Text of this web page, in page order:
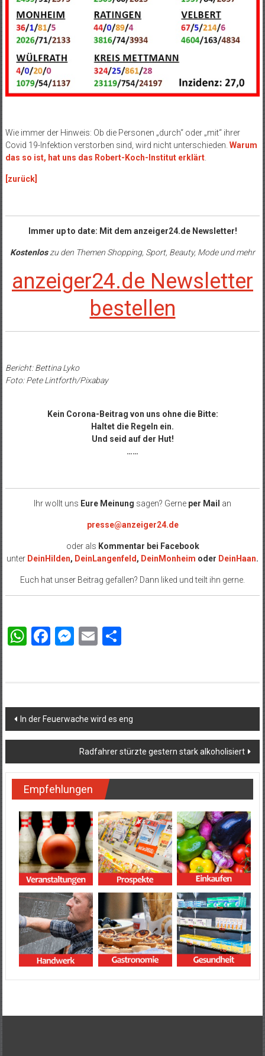
Wie immer der Hinweis: Ob die Personen „durch“ oder „mit“ ihrer
Covid 19-Infektion verstorben sind, wird nicht unterschieden. Warum
das so ist, hat uns das Robert-Koch-Institut erklärt.
[zurück]
Immer up to date: Mit dem anzeiger24.de Newsletter!
Kostenloszu den Themen Shopping, Sport, Beauty, Mode und mehr
anzeiger24.de Newsletter
bestellen
Bericht: Bettina Lyko
Foto: Pete Lintforth/Pixabay
Kein Corona-Beitrag von uns ohne die Bitte:
Haltet die Regeln ein.
Und seid auf der Hut!
……
Ihr wollt uns Eure Meinung sagen? Gerne per Mail an
presse@anzeiger24.de
oder als Kommentar bei Facebook
unter DeinHilden, DeinLangenfeld , DeinMonheim oder DeinHaan.
Euch hat unser Beitrag gefallen? Dann liked und teilt ihn gerne.
WhatsApp
Facebook
Messenger
EmailTeilen
Beitragsnavigation
In der Feuerwache wird es eng
Radfahrer stürzte gestern stark alkoholisiert
Empfehlungen